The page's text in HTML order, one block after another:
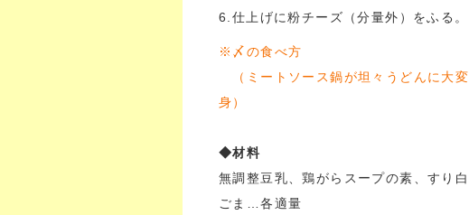
6.仕上げに粉チーズ（分量外）をふる。
※〆の食べ方
（ミートソース鍋が坦々うどんに大変
身）
◆材料
無調整豆乳、鶏がらスープの素、すり白
ごま…各適量